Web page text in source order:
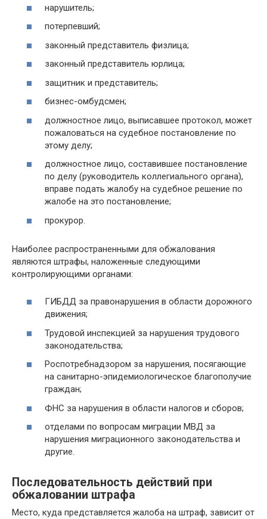
нарушитель;
потерпевший;
законный представитель физлица;
законный представитель юрлица;
защитник и представитель;
бизнес-омбудсмен;
должностное лицо, выписавшее протокол, может
пожаловаться на судебное постановление по
этому делу;
должностное лицо, составившее постановление
по делу (руководитель коллегиального органа),
вправе подать жалобу на судебное решение по
жалобе на это постановление;
прокурор.
Наиболее распространенными для обжалования
являются штрафы, наложенные следующими
контролирующими органами:
ГИБДД за правонарушения в области дорожного
движения;
Трудовой инспекцией за нарушения трудового
законодательства;
Роспотребнадзором за нарушения, посягающие
на санитарно-эпидемиологическое благополучие
граждан;
ФНС за нарушения в области налогов и сборов;
отделами по вопросам миграции МВД за
нарушения миграционного законодательства и
другие.
Последовательность действий при
обжаловании штрафа
Место, куда представляется жалоба на штраф, зависит от